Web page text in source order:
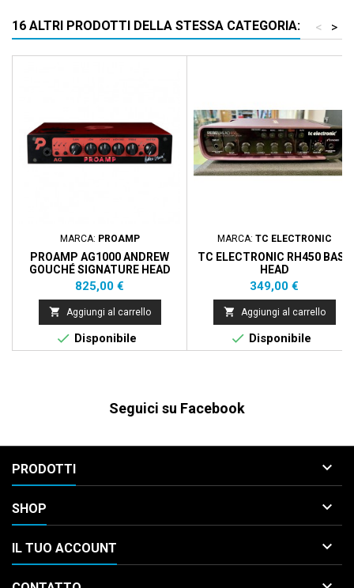
16 ALTRI PRODOTTI DELLA STESSA CATEGORIA: >
<
MARCA: PROAMP
PROAMP AG1000 ANDREW
GOUCHÉ SIGNATURE HEAD
Prezzo
825,00 €
 Aggiungi al carrello
 Disponibile
MARCA: TC ELECTRONIC
TC ELECTRONIC RH450 BASS
HEAD
Prezzo
349,00 €
 Aggiungi al carrello
 Disponibile
Seguici su Facebook
PRODOTTI 
SHOP 
IL TUO ACCOUNT 